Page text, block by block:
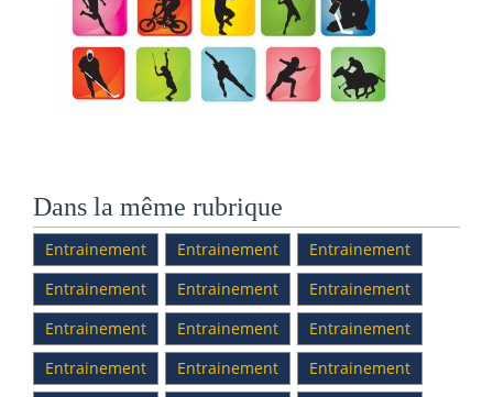
Dans la même rubrique
Entrainement Entrainement
Entrainement
Entrainement
Entrainement
Entrainement
Entrainement
Entrainement
Entrainement
Entrainement
Entrainement
Entrainement